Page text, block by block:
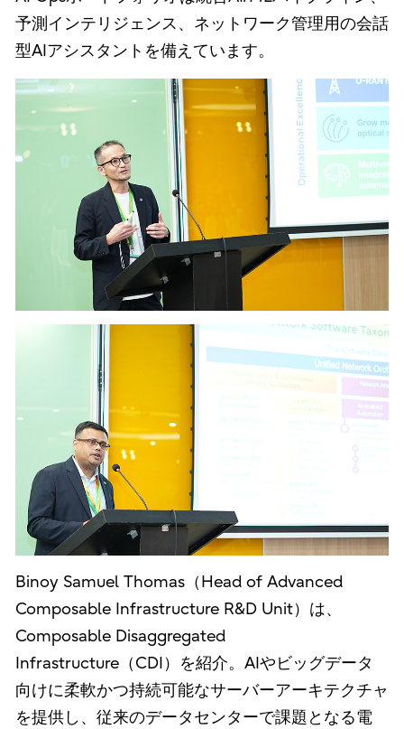
予測インテリジェンス、ネットワーク管理用の会話
型AIアシスタントを備えています。
Binoy Samuel Thomas（Head of Advanced
Composable Infrastructure R&D Unit）は、
Composable Disaggregated
Infrastructure（CDI）を紹介。AIやビッグデータ
向けに柔軟かつ持続可能なサーバーアーキテクチャ
を提供し、従来のデータセンターで課題となる電